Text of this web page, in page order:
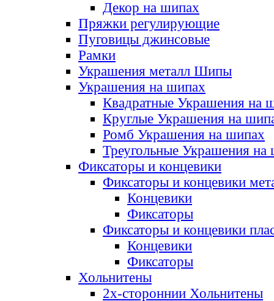
Декор на шипах
Пряжки регулирующие
Пуговицы джинсовые
Рамки
Украшения металл Шипы
Украшения на шипах
Квадратные Украшения на
Круглые Украшения на
Ромб Украшения на шипах
Треугольные Украшения на
Фиксаторы и концевики
Фиксаторы и концевики
Концевики
Фиксаторы
Фиксаторы и концевики
Концевики
Фиксаторы
Хольнитены
2х-стороннии Хольнитены